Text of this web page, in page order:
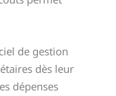
de gestion
dès leur
dépenses